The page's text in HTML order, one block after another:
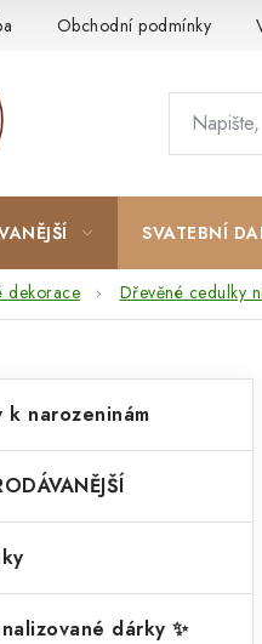
Obchodní podmínky
SVATEBNÍ
dekorace Dřevěné cedulky
k narozeninám
dárky ✨